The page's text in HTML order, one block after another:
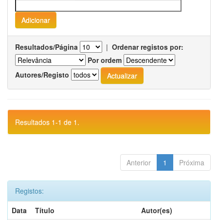
Resultados/Página | Ordenar registos por:
Por ordem
Autores/Registo
Resultados 1-1 de 1.
Anterior 1 Próxima
Registos:
Data
Título
Autor(es)